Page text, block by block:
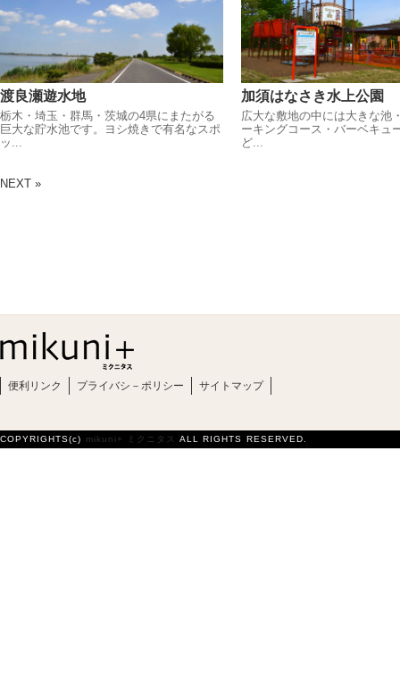
渡良瀬遊水地
栃木・埼玉・群馬・茨城の4県にまたがる
巨大な貯水池です。ヨシ焼きで有名なスポ
ッ...
加須はなさき水上公園
広大な敷地の中には大きな池
ーキングコース・バーベキュ
ど...
NEXT »
便利リンク プライバシ－ポリシー サイトマップ
COPYRIGHTS(c) mikuni+ ミクニタス ALL RIGHTS RESERVED.